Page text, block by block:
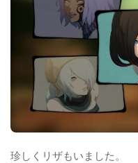
珍しくリザもいました。